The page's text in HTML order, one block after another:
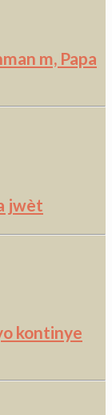
m, Papa
jwèt
kontinye